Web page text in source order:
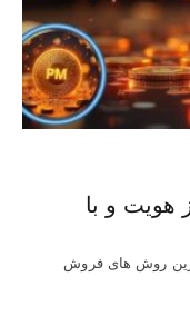
هویت و با
روش‌ های فروش